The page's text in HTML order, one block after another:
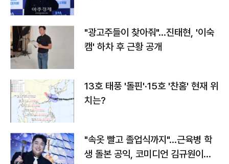
"광고주들이 찾아줘"…진태현, '이숙
캠' 하차 후 근황 공개
13호 태풍 '돌핀'·15호 '찬홈' 현재 위
치는?
"속옷 빨고 졸업식까지"…근육병 학
생 돌본 공익, 코미디언 김규원이었